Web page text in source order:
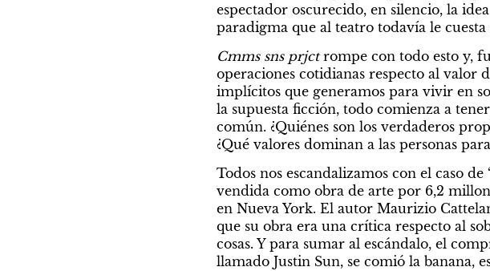
espectador oscurecido, en silencio, la
paradigma que al teatro todavía le
Cmms sns prjct rompe con todo esto y,
operaciones cotidianas respecto al valor
implícitos que generamos para vivir en
la supuesta ficción, todo comienza a
común. ¿Quiénes son los verdaderos
¿Qué valores dominan a las personas
Todos nos escandalizamos con el caso
vendida como obra de arte por 6,2
en Nueva York. El autor Maurizio
que su obra era una crítica respecto al
cosas. Y para sumar al escándalo, el
llamado Justin Sun, se comió la banana,